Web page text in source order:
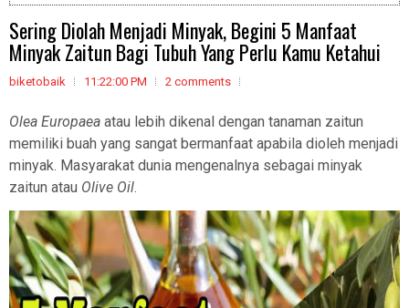
Sering Diolah Menjadi Minyak, Begini 5 Manfaat
Minyak Zaitun Bagi Tubuh Yang Perlu Kamu Ketahui
biketobaik 11:22:00 PM 2 comments
Olea Europaea atau lebih dikenal dengan tanaman zaitun
memiliki buah yang sangat bermanfaat apabila dioleh menjadi
minyak. Masyarakat dunia mengenalnya sebagai minyak
zaitun atau Olive Oil.